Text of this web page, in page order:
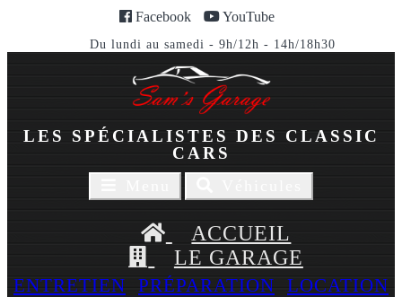
Facebook YouTube
Du lundi au samedi - 9h/12h - 14h/18h30
LES SPÉCIALISTES DES CLASSIC
CARS
navigaion
navigation
ACCUEIL
LE GARAGE
ENTRETIEN PRÉPARATION
LOCATION